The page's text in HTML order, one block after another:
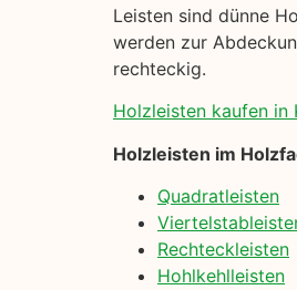
Leisten sind dünne
werden zur
rechteckig.
Holzleisten kaufen in
Holzleisten im
Quadratleisten
Rechteckleisten
Hohlkehlleisten